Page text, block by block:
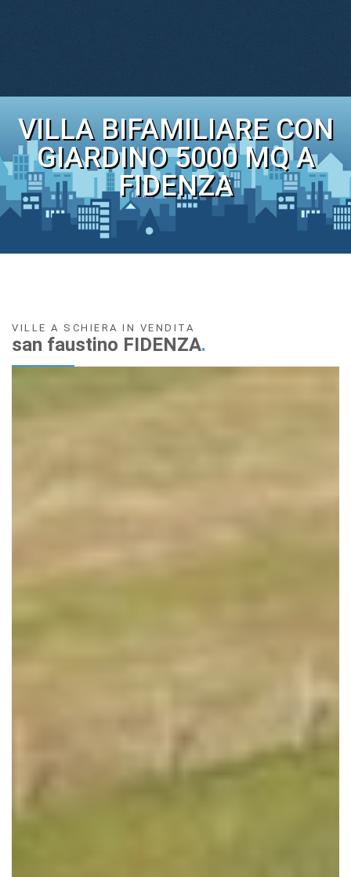
VILLA BIFAMILIARE CON
GIARDINO 5000 MQ A
FIDENZA
VILLE A SCHIERA IN VENDITA
san faustino FIDENZA.